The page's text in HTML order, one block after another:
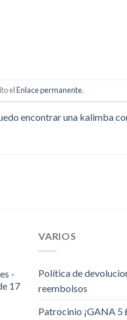
elEnlace permanente.
encontrar una kalimba
-
17
VARIOS
Política de
reembolsos
Patrocinio ¡GANA 5